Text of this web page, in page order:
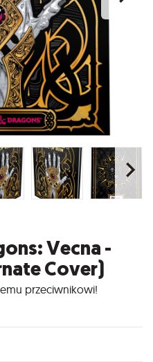
Vecna -
Cover)
przeciwnikowi!